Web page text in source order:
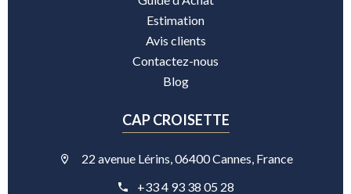
Estimation
Avis clients
Contactez-nous
Blog
CAP CROISETTE
22 avenue Lérins, 06400 Cannes, France
+33 4 93 38 05 28